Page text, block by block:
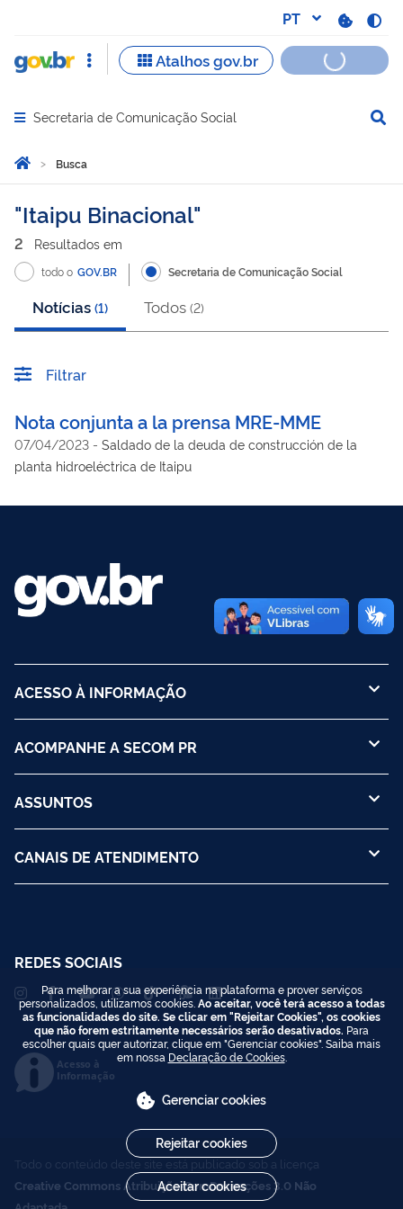
Abrir menu principal de navegação
Secretaria de Comunicação Social
Você está aqui:
Página Inicial
Busca
Busca
Itaipu Binacional
2 Resultados em
todo o GOV.BR Secretaria de Comunicação Social
Notícias (1) Todos (2)
Filtrar
Nota conjunta a la prensa MRE-MME
07/04/2023 - Saldado de la deuda de construcción de la
planta hidroeléctrica de Itaipu
ACESSO À INFORMAÇÃO
ACOMPANHE A SECOM PR
ASSUNTOS
CANAIS DE ATENDIMENTO
REDES SOCIAIS
Acesso à
Informação
Todo o conteúdo deste site está publicado sob a licença
Creative Commons Atribuição-SemDerivações 3.0 Não
Para melhorar a sua experiência na plataforma e prover serviços
personalizados, utilizamos cookies. Ao aceitar, você terá acesso a todas
as funcionalidades do site. Se clicar em "Rejeitar Cookies", os cookies
que não forem estritamente necessários serão desativados. Para
escolher quais quer autorizar, clique em "Gerenciar cookies". Saiba mais
em nossa Declaração de Cookies.
Gerenciar cookies
Rejeitar cookies
Aceitar cookies